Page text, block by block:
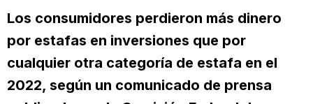
Los consumidores perdieron más dinero
por estafas en inversiones que por
cualquier otra categoría de estafa en el
2022, según un comunicado de prensa